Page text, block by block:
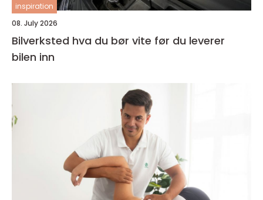
inspiration
08. July 2026
Bilverksted hva du bør vite før du leverer
bilen inn